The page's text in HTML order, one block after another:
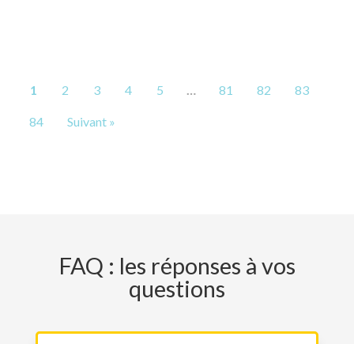
1 2 3 4 5 … 81 82 83
84 Suivant »
FAQ : les réponses à vos
questions